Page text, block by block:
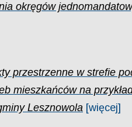
okręgów
przestrzenne w strefie
mieszkańców na
Lesznowola [więcej]